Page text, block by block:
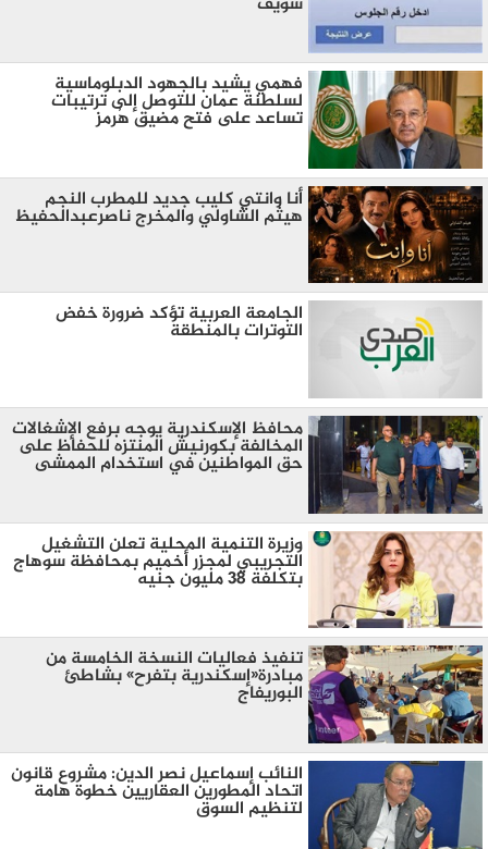
فهمي يشيد بالجهود الدبلوماسية
لسلطنة عمان للتوصل إلى ترتيبات
تساعد على فتح مضيق هُرمز
أنا وانتي كليب جديد للمطرب النجم
هيثم الشاولي والمخرج ناصرعبدالحفيظ
الجامعة العربية تؤكد ضرورة خفض
التوترات بالمنطقة ‏
محافظ الإسكندرية يوجه برفع الإشغالات
المخالفة بكورنيش المنتزه للحفاظ على
حق المواطنين في استخدام الممشى
وزيرة التنمية المحلية تعلن التشغيل
التجريبي لمجزر أخميم بمحافظة سوهاج
بتكلفة 38 مليون جنيه
تنفيذ فعاليات النسخة الخامسة من
مبادرة«إسكندرية بتفرح» بشاطئ
البوريفاج
النائب إسماعيل نصر الدين: مشروع قانون
اتحاد المطورين العقاريين خطوة هامة
لتنظيم السوق